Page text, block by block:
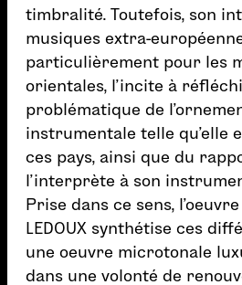
timbralité. Toutefois, son
musiques extra-
particulièrement pour les
orientales, l’incite à
problématique de
instrumentale telle qu’elle
ces pays, ainsi que du
l’interprète à son
Prise dans ce sens,
LEDOUX synthétise ces
une oeuvre microtonale
dans une volonté de